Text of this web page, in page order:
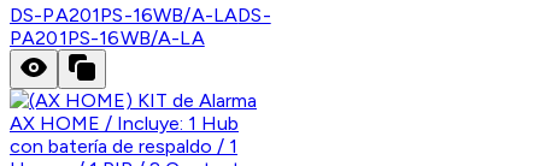
DS-PA201PS-16WB/A-LADS-
PA201PS-16WB/A-LA